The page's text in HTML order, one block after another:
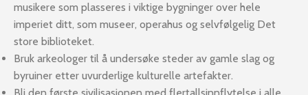
musikere som plasseres i viktige bygninger over hele
imperiet ditt, som museer, operahus og selvfølgelig Det
store biblioteket.
Bruk arkeologer til å undersøke steder av gamle slag og
byruiner etter uvurderlige kulturelle artefakter.